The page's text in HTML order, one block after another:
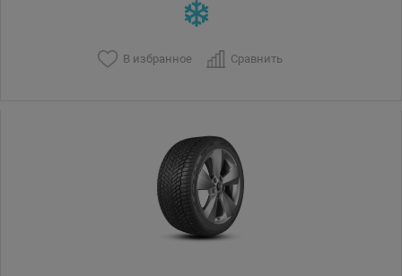
В избранное Сравнить